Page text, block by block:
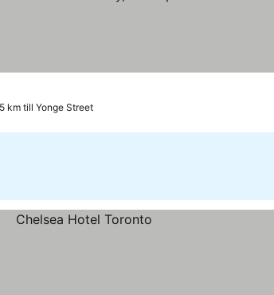
km till Yonge Street